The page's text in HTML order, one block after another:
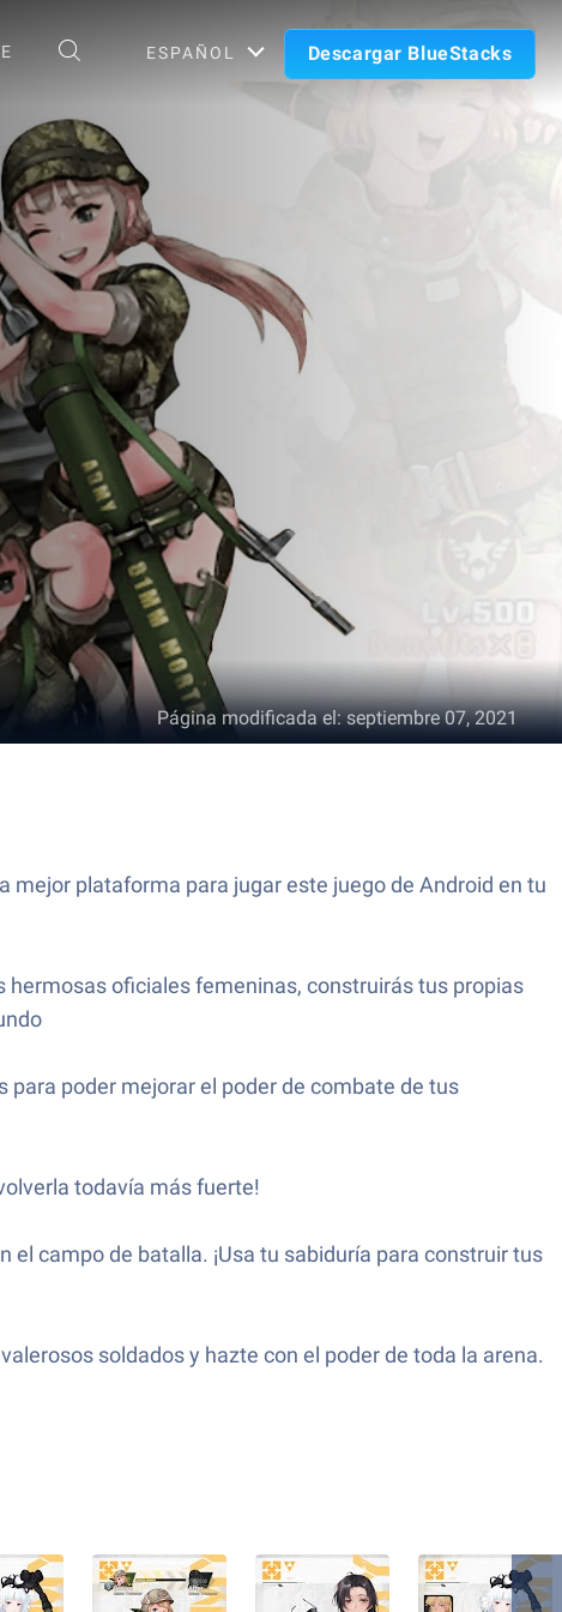
ESPAÑOL Descargar BlueStacks
Página modificada el:septiembre 07, 2021
mejor plataforma para jugar este juego de Android en tu
hermosas oficiales femeninas, construirás tus propias
para poder mejorar el poder de combate de tus
todavía más fuerte!
campo de batalla. ¡Usa tu sabiduría para construir tus
soldados y hazte con el poder de toda la arena.